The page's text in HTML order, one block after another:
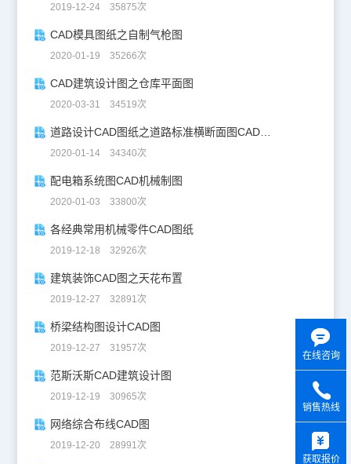
2019-12-24 35875次
CAD模具图纸之自制气枪图
2020-01-19 35266次
CAD建筑设计图之仓库平面图
2020-03-31 34519次
道路设计CAD图纸之道路标准横断面图CAD图纸
2020-01-14 34340次
配电箱系统图CAD机械制图
2020-01-03 33800次
各经典常用机械零件CAD图纸
2019-12-18 32926次
建筑装饰CAD图之天花布置
2019-12-27 32891次
桥梁结构图设计CAD图
2019-12-27 31957次
范斯沃斯CAD建筑设计图
2019-12-19 30965次
网络综合布线CAD图
2019-12-20 28991次
在线咨询
销售热线
获取报价